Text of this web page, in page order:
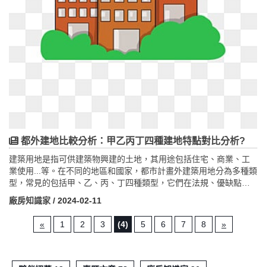
都外建地比較分析：甲乙丙丁四種建地特點對比分析?
建築用地是指可供建築物興建的土地，其用途包括住宅、商業、工
業使用...等。在不同的地區和國家，都市計畫外建築用地分為多種類
型，常見的包括甲、乙、丙、丁四種類型，它們在法規、優缺點及
相關限制上存在著一些差異。甲種建地通常位於城市郊區或者鄉村
地區，具有較寬鬆的建築法規，適合興建高檔住宅或別墅等，但可
能面臨較多的周邊環境限制。乙種建地主要分布在農村地區，常用
於農業生產或鄉村居住用地，法規限制相對較嚴格，但是價格較為
廠房知識家 / 2024-02-11
« 1 2 3 (4) 5 6 7 8 »